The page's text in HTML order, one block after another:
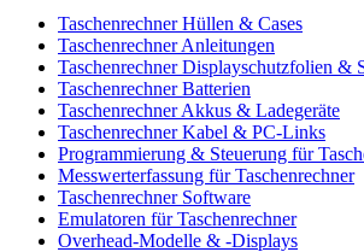
Taschenrechner Hüllen & Cases
Taschenrechner Anleitungen
Taschenrechner Displayschutzfolien &
Taschenrechner Batterien
Taschenrechner Akkus & Ladegeräte
Taschenrechner Kabel & PC-Links
Programmierung & Steuerung für
Messwerterfassung für Taschenrechner
Taschenrechner Software
Emulatoren für Taschenrechner
Overhead-Modelle & -Displays